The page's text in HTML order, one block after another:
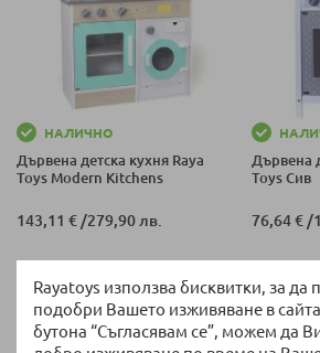
Rayatoys използва бисквитки, за да
подобри Вашето изживяване в
бутона “Съгласявам се”, можем да
НАЛИЧНО
Дървена детска кухня Raya
Toys Modern Kitchens
143,11 €/279,90 лв.
Дървена
Toys Сив
76,64 €/